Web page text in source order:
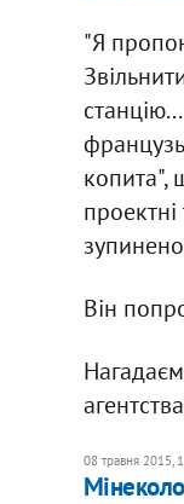
"Я
копита",
Він
08 травня 2015,